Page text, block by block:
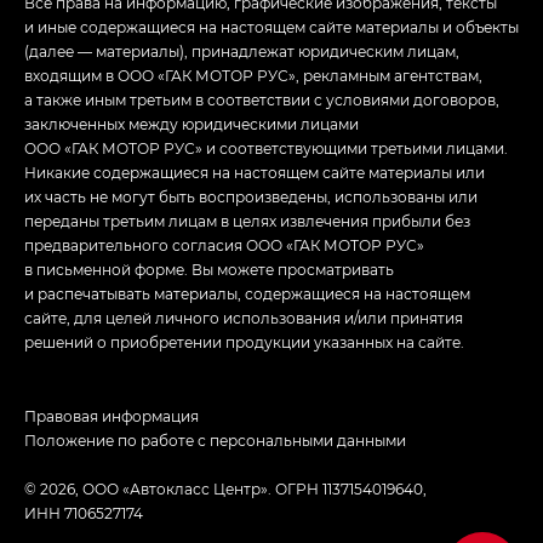
и иные содержащиеся на настоящем сайте материалы и объекты
(далее — материалы), принадлежат юридическим лицам,
входящим в ООО «ГАК МОТОР РУС», рекламным агентствам,
а также иным третьим в соответствии с условиями договоров,
заключенных между юридическими лицами
ООО «ГАК МОТОР РУС» и соответствующими третьими лицами.
Никакие содержащиеся на настоящем сайте материалы или
их часть не могут быть воспроизведены, использованы или
переданы третьим лицам в целях извлечения прибыли без
предварительного согласия ООО «ГАК МОТОР РУС»
в письменной форме. Вы можете просматривать
и распечатывать материалы, содержащиеся на настоящем
сайте, для целей личного использования и/или принятия
решений о приобретении продукции указанных на сайте.
© 2026, ООО «Автокласс Центр». ОГРН 1137154019640,
ИНН 7106527174
Правовая информация
Положение по работе с персональными данными